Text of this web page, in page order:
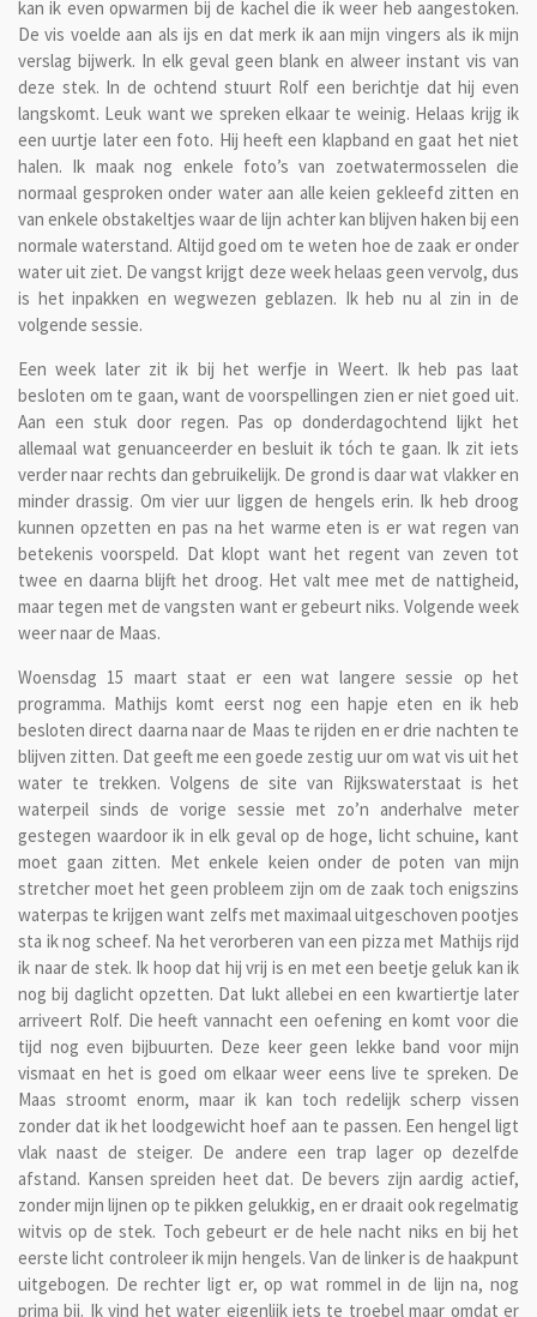
kan ik even opwarmen bij de kachel die ik weer heb aangestoken.
De vis voelde aan als ijs en dat merk ik aan mijn vingers als ik mijn
verslag bijwerk. In elk geval geen blank en alweer instant vis van
deze stek. In de ochtend stuurt Rolf een berichtje dat hij even
langskomt. Leuk want we spreken elkaar te weinig. Helaas krijg ik
een uurtje later een foto. Hij heeft een klapband en gaat het niet
halen. Ik maak nog enkele foto’s van zoetwatermosselen die
normaal gesproken onder water aan alle keien gekleefd zitten en
van enkele obstakeltjes waar de lijn achter kan blijven haken bij een
normale waterstand. Altijd goed om te weten hoe de zaak er onder
water uit ziet. De vangst krijgt deze week helaas geen vervolg, dus
is het inpakken en wegwezen geblazen. Ik heb nu al zin in de
volgende sessie.
Een week later zit ik bij het werfje in Weert. Ik heb pas laat
besloten om te gaan, want de voorspellingen zien er niet goed uit.
Aan een stuk door regen. Pas op donderdagochtend lijkt het
allemaal wat genuanceerder en besluit ik tóch te gaan. Ik zit iets
verder naar rechts dan gebruikelijk. De grond is daar wat vlakker en
minder drassig. Om vier uur liggen de hengels erin. Ik heb droog
kunnen opzetten en pas na het warme eten is er wat regen van
betekenis voorspeld. Dat klopt want het regent van zeven tot
twee en daarna blijft het droog. Het valt mee met de nattigheid,
maar tegen met de vangsten want er gebeurt niks. Volgende week
weer naar de Maas.
Woensdag 15 maart staat er een wat langere sessie op het
programma. Mathijs komt eerst nog een hapje eten en ik heb
besloten direct daarna naar de Maas te rijden en er drie nachten te
blijven zitten. Dat geeft me een goede zestig uur om wat vis uit het
water te trekken. Volgens de site van Rijkswaterstaat is het
waterpeil sinds de vorige sessie met zo’n anderhalve meter
gestegen waardoor ik in elk geval op de hoge, licht schuine, kant
moet gaan zitten. Met enkele keien onder de poten van mijn
stretcher moet het geen probleem zijn om de zaak toch enigszins
waterpas te krijgen want zelfs met maximaal uitgeschoven pootjes
sta ik nog scheef. Na het verorberen van een pizza met Mathijs rijd
ik naar de stek. Ik hoop dat hij vrij is en met een beetje geluk kan ik
nog bij daglicht opzetten. Dat lukt allebei en een kwartiertje later
arriveert Rolf. Die heeft vannacht een oefening en komt voor die
tijd nog even bijbuurten. Deze keer geen lekke band voor mijn
vismaat en het is goed om elkaar weer eens live te spreken. De
Maas stroomt enorm, maar ik kan toch redelijk scherp vissen
zonder dat ik het loodgewicht hoef aan te passen. Een hengel ligt
vlak naast de steiger. De andere een trap lager op dezelfde
afstand. Kansen spreiden heet dat. De bevers zijn aardig actief,
zonder mijn lijnen op te pikken gelukkig, en er draait ook regelmatig
witvis op de stek. Toch gebeurt er de hele nacht niks en bij het
eerste licht controleer ik mijn hengels. Van de linker is de haakpunt
uitgebogen. De rechter ligt er, op wat rommel in de lijn na, nog
prima bij. Ik vind het water eigenlijk iets te troebel maar omdat er